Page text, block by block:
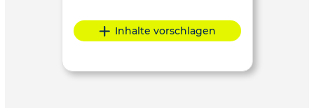
Inhalte vorschlagen